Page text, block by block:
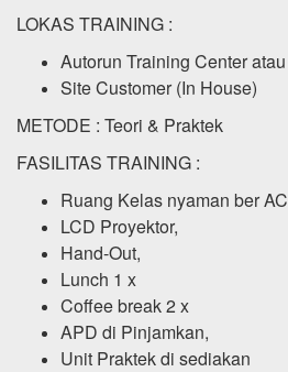
LOKAS TRAINING :
Autorun Training Center atau
Site Customer (In House)
METODE : Teori & Praktek
FASILITAS TRAINING :
Ruang Kelas nyaman ber AC
LCD Proyektor,
Hand-Out,
Lunch 1 x
Coffee break 2 x
APD di Pinjamkan,
Unit Praktek di sediakan